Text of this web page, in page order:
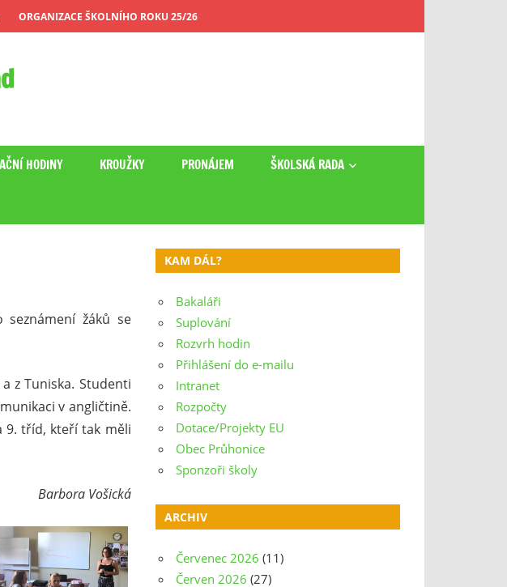
ORGANIZACE ŠKOLNÍHO ROKU 25/26
HODINY KROUŽKY PRONÁJEM ŠKOLSKÁ RADA
žáků se
z Tuniska. Studenti
v angličtině.
9. tříd, kteří tak měli
Barbora Vošická
KAM DÁL?
Bakaláři
Suplování
Rozvrh hodin
Přihlášení do e-mailu
Intranet
Rozpočty
Dotace/Projekty EU
Obec Průhonice
Sponzoři školy
ARCHIV
Červenec 2026 (11)
Červen 2026 (27)